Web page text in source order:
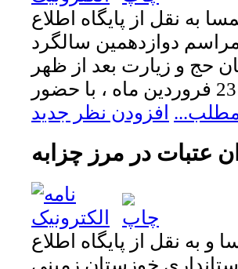
به نقل از پایگاه اطلاع
دوازدهمین سالگرد
حج و زیارت بعد از ظهر
مطلب... افزودن نظر جدید
عتبات در مرز چزابه
به نقل از پایگاه اطلاع
خوزستان زميني